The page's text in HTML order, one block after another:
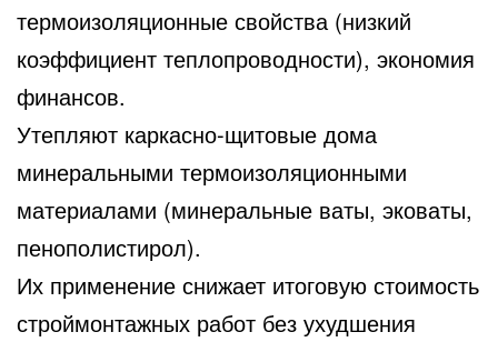
термоизоляционные свойства (низкий
коэффициент теплопроводности), экономия
финансов.
Утепляют каркасно-щитовые дома
минеральными термоизоляционными
материалами (минеральные ваты, эковаты,
пенополистирол).
Их применение снижает итоговую стоимость
строймонтажных работ без ухудшения